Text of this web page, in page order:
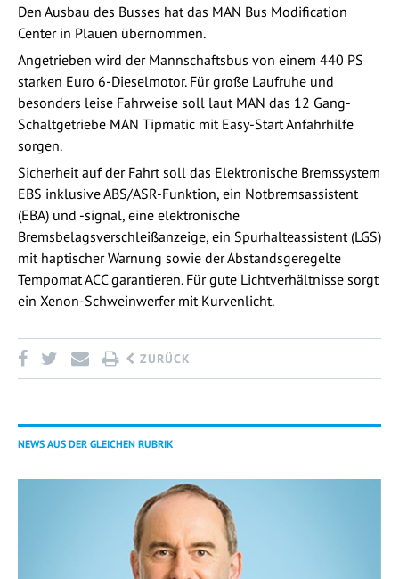
Den Ausbau des Busses hat das MAN Bus Modification
Center in Plauen übernommen.
Angetrieben wird der Mannschaftsbus von einem 440 PS
starken Euro 6-Dieselmotor. Für große Laufruhe und
besonders leise Fahrweise soll laut MAN das 12 Gang-
Schaltgetriebe MAN Tipmatic mit Easy-Start Anfahrhilfe
sorgen.
Sicherheit auf der Fahrt soll das Elektronische Bremssystem
EBS inklusive ABS/ASR-Funktion, ein Notbremsassistent
(EBA) und -signal, eine elektronische
Bremsbelagsverschleißanzeige, ein Spurhalteassistent (LGS)
mit haptischer Warnung sowie der Abstandsgeregelte
Tempomat ACC garantieren. Für gute Lichtverhältnisse sorgt
ein Xenon-Schweinwerfer mit Kurvenlicht.
ZURÜCK
NEWS AUS DER GLEICHEN RUBRIK